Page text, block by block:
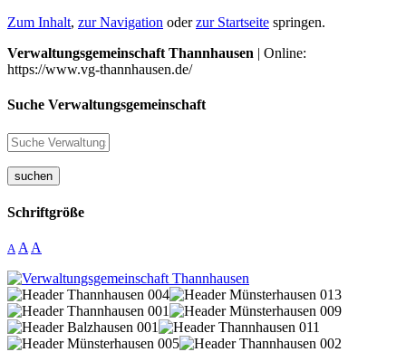
Zum Inhalt, zur Navigation oderzur Startseite springen.
Verwaltungsgemeinschaft Thannhausen | Online:
https://www.vg-thannhausen.de/
Suche Verwaltungsgemeinschaft
suchen
Schriftgröße
A A A